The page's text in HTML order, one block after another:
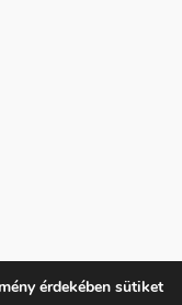
érdekében sütiket